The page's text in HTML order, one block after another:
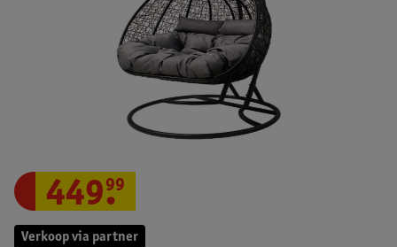
Verkoop via partner
449.
99